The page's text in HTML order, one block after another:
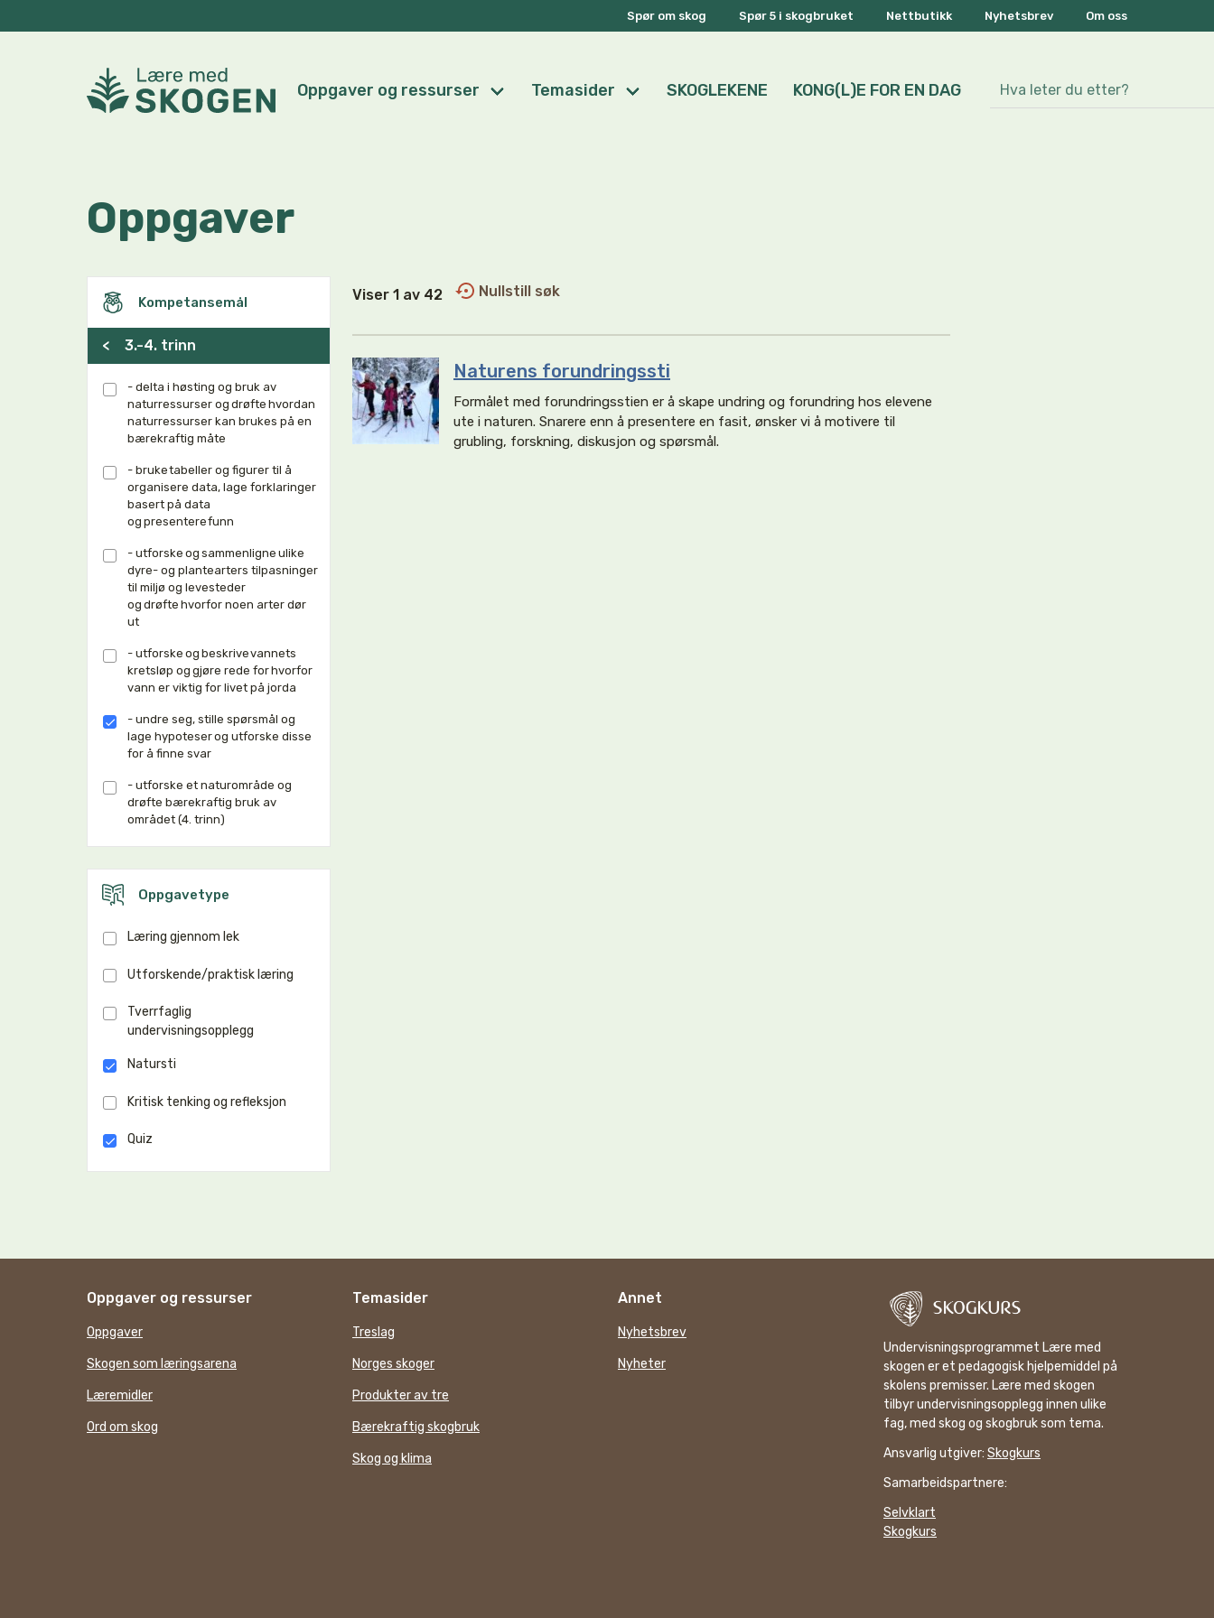
Spør om skog Spør 5 i skogbruket Nettbutikk Nyhetsbrev Om oss
Oppgaver og ressurser Temasider SKOGLEKENE KONG(L)E FOR EN DAG
Oppgaver
Kompetansemål
< 3.-4. trinn
- delta i høsting og bruk av
naturressurser og drøfte hvordan
naturressurser kan brukes på en
bærekraftig måte
- bruke tabeller og figurer til å
organisere data, lage forklaringer
basert på data
og presentere funn
- utforske og sammenligne ulike
dyre- og plantearters tilpasninger
til miljø og levesteder
og drøfte hvorfor noen arter dør
ut
- utforske og beskrive vannets
kretsløp og gjøre rede for hvorfor
vann er viktig for livet på jorda
- undre seg, stille spørsmål og
lage hypoteser og utforske disse
for å finne svar
- utforske et naturområde og
drøfte bærekraftig bruk av
området (4. trinn)
Oppgavetype
Læring gjennom lek
Utforskende/praktisk læring
Tverrfaglig
undervisningsopplegg
Natursti
Kritisk tenking og refleksjon
Quiz
Viser 1 av 42 Nullstill søk
Naturens forundringssti
Formålet med forundringsstien er å skape undring og forundring hos elevene
ute i naturen. Snarere enn å presentere en fasit, ønsker vi å motivere til
grubling, forskning, diskusjon og spørsmål.
Oppgaver og ressurser
Oppgaver
Skogen som læringsarena
Læremidler
Ord om skog
Temasider
Treslag
Norges skoger
Produkter av tre
Bærekraftig skogbruk
Skog og klima
Annet
Nyhetsbrev
Nyheter
Undervisningsprogrammet Lære med
skogen er et pedagogisk hjelpemiddel på
skolens premisser. Lære med skogen
tilbyr undervisningsopplegg innen ulike
fag, med skog og skogbruk som tema.
Ansvarlig utgiver: Skogkurs
Samarbeidspartnere:
Selvklart
Skogkurs